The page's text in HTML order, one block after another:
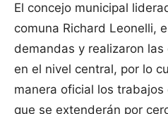
El concejo municipal
comuna Richard Leonelli,
demandas y realizaron
en el nivel central, por lo
manera oficial los
que se extenderán por